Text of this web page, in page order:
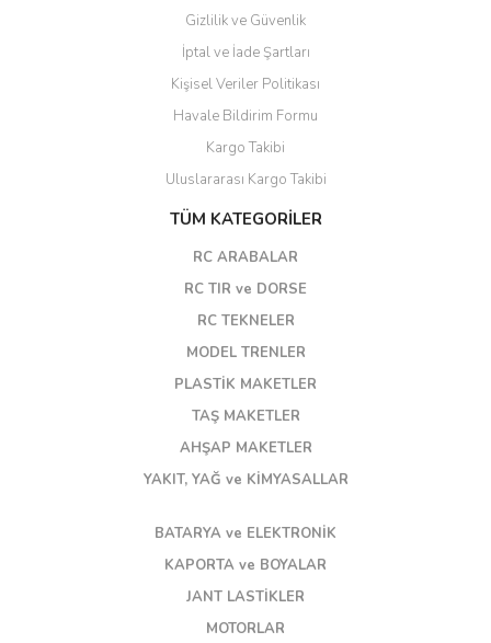
Gizlilik ve Güvenlik
İptal ve İade Şartları
Kişisel Veriler Politikası
Havale Bildirim Formu
Kargo Takibi
Uluslararası Kargo Takibi
TÜM KATEGORİLER
RC ARABALAR
RC TIR ve DORSE
RC TEKNELER
MODEL TRENLER
PLASTİK MAKETLER
TAŞ MAKETLER
AHŞAP MAKETLER
YAKIT, YAĞ ve KİMYASALLAR
BATARYA ve ELEKTRONİK
KAPORTA ve BOYALAR
JANT LASTİKLER
MOTORLAR